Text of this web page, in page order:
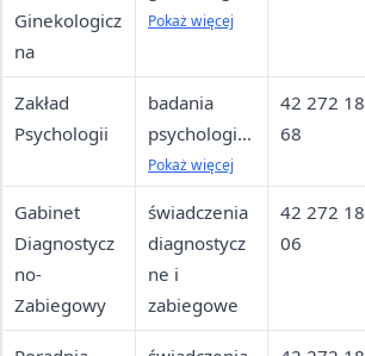
Ginekologicz
na
ne i
cytologia
profilaktyczn
a
Pokaż więcej
Zakład
Psychologii
badania
psychologicz
ne, m.in. dla
wymagający
ch
szczególnej
sprawności
psychofizycz
Pokaż więcej
42 272 18
68
Gabinet
Diagnostycz
no-
Zabiegowy
świadczenia
diagnostycz
ne i
zabiegowe
42 272 18
06